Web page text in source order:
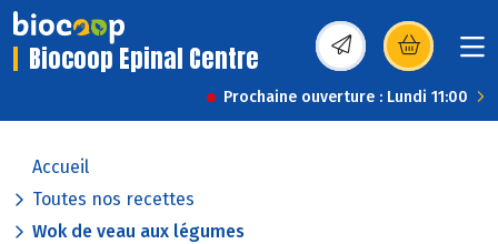
Biocoop Epinal Centre (s’ouvre dans une
Prochaine ouverture : Lundi 11:00
Accueil
Toutes nos recettes
Wok de veau aux légumes